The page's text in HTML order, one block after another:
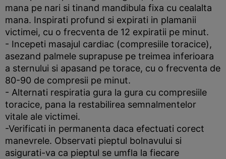
mana pe nari si tinand mandibula fixa cu cealalta
mana. Inspirati profund si expirati in plamanii
victimei, cu o frecventa de 12 expiratii pe minut.
- Incepeti masajul cardiac (compresiile toracice),
asezand palmele suprapuse pe treimea inferioara
a sternului si apasand pe torace, cu o frecventa de
80-90 de compresii pe minut.
- Alternati respiratia gura la gura cu compresiile
toracice, pana la restabilirea semnalmentelor
vitale ale victimei.
-Verificati in permanenta daca efectuati corect
manevrele. Observati pieptul bolnavului si
asigurati-va ca pieptul se umfla la fiecare